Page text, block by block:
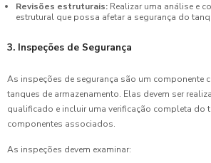
Revisões estruturais: Realizar uma análise e
estrutural que possa afetar a segurança do
3. Inspeções de Segurança
As inspeções de segurança são um componente
tanques de armazenamento. Elas devem ser
qualificado e incluir uma verificação completa do
componentes associados.
As inspeções devem examinar: